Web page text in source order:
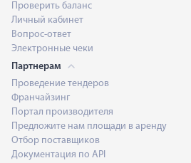
Проверить баланс
Личный кабинет
Вопрос-ответ
Электронные чеки
Партнерам
Проведение тендеров
Франчайзинг
Портал производителя
Предложите нам площади в аренду
Отбор поставщиков
Документация по API